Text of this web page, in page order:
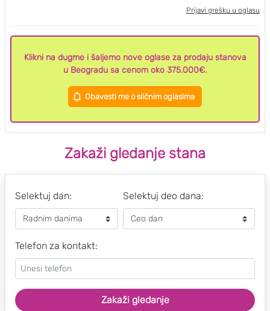
Prijavi grešku u oglasu
Klikni na dugme i šaljemo nove oglase za prodaju stanova
u Beogradu sa cenom oko 375.000€.
Obavesti me o sličnim oglasima
Zakaži gledanje stana
Selektuj dan: Selektuj deo dana:
Telefon za kontakt:
Zakaži gledanje